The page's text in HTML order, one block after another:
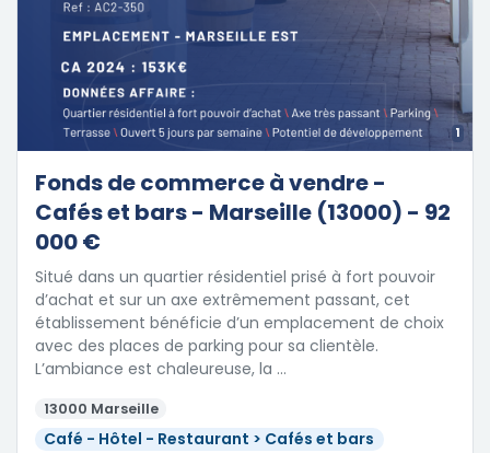
1
Fonds de commerce à vendre -
Cafés et bars - Marseille (13000) - 92
000 €
Situé dans un quartier résidentiel prisé à fort pouvoir
d’achat et sur un axe extrêmement passant, cet
établissement bénéficie d’un emplacement de choix
avec des places de parking pour sa clientèle.
L’ambiance est chaleureuse, la …
13000 Marseille
Café - Hôtel - Restaurant > Cafés et bars